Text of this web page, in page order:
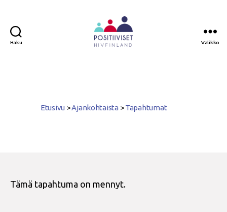
Haku Valikko
Etusivu >Ajankohtaista >Tapahtumat
Tämä tapahtuma on mennyt.